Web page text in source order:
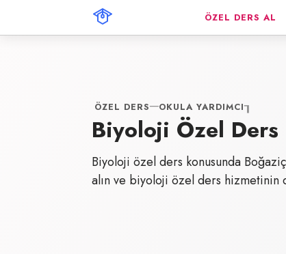
ÖZEL DERS AL
ÖZEL DERS OKULA YARDIMCI
Biyoloji Özel Ders
Biyoloji özel ders konusunda
alın ve biyoloji özel ders hizmetinin